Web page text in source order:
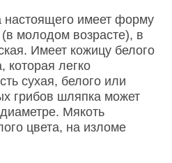
имеет форму
(в молодом возрасте), в
Имеет кожицу белого
которая легко
сухая, белого или
грибов шляпка может
Мякоть
цвета, на изломе